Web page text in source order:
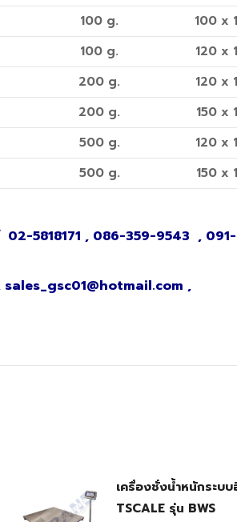
100 g.
100 x
100 g.
120 x
200 g.
120 x
200 g.
150 x
500 g.
120 x
500 g. 150 x
5818171 , 086-359-9543 ,
,
เครื่องชั่งน้ำหนักระบ
TSCALE รุ่น BWS